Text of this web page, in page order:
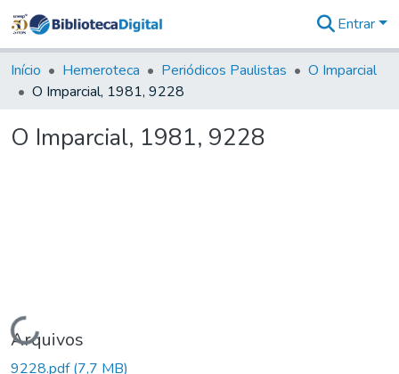
&
Coleções
Tudo na
Digital
Entrar
Início Hemeroteca Periódicos Paulistas
O Imparcial
O Imparcial, 1981, 9228
O Imparcial, 1981, 9228
Carregando...
Arquivos
9228.pdf(7,7 MB)